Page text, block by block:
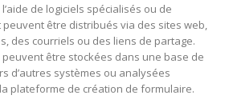
de logiciels spécialisés ou de
être distribués via des sites web,
des courriels ou des liens de partage.
être stockées dans une base de
d’autres systèmes ou analysées
plateforme de création de formulaire.